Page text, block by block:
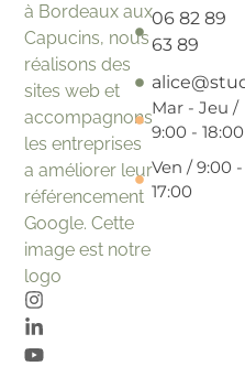
06 82 89
63 89
Mar - Jeu /
9:00 - 18:00
Ven / 9:00 -
17:00